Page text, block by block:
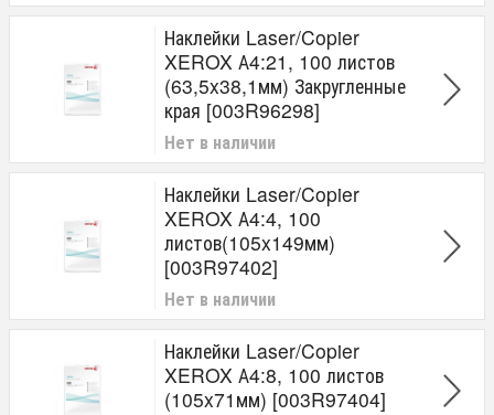
Наклейки Laser/Copier
XEROX А4:21, 100 листов
(63,5x38,1мм) Закругленные
края [003R96298]
Нет в наличии
Наклейки Laser/Copier
XEROX А4:4, 100
листов(105x149мм)
[003R97402]
Нет в наличии
Наклейки Laser/Copier
XEROX А4:8, 100 листов
(105x71мм) [003R97404]